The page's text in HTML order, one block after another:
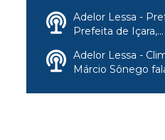
Adelor Lessa -
Prefeita de Içara,...
Adelor Lessa -
Márcio Sônego